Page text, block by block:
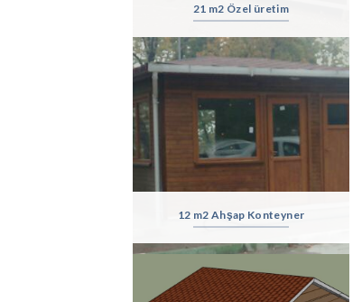
21 m2 Özel üretim
12 m2 Ahşap Konteyner